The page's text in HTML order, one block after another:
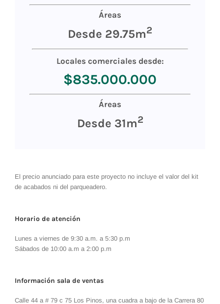
Áreas
Desde 29.75m2
Locales comerciales desde:
$835.000.000
Áreas
Desde 31m2
El precio anunciado para este proyecto no incluye el valor del kit
de acabados ni del parqueadero.
Horario de atención
Lunes a viernes de 9:30 a.m. a 5:30 p.m
Sábados de 10:00 a.m a 2:00 p.m
Información sala de ventas
Calle 44 a # 79 c 75 Los Pinos, una cuadra a bajo de la Carrera 80